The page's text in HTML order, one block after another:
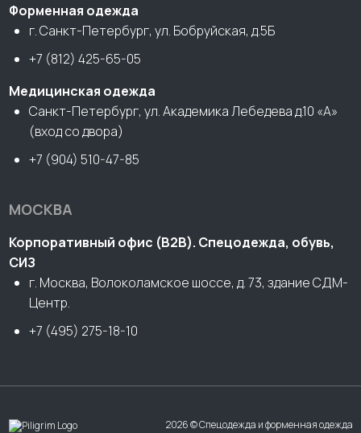
Форменная одежда
г. Санкт-Петербург, ул. Бобруйская, д.5Б
+7 (812) 425-65-05
Медицинская одежда
Санкт-Петербург, ул. Академика Лебедева д.10 «А»
(вход со двора)
+7 (904) 510-47-85
МОСКВА
Корпоративный офис (В2В). Спецодежда, обувь,
СИЗ
г. Москва, Волоколамское шоссе, д. 73, здание СДМ-
Центр.
+7 (495) 275-18-10
2026 © Спецодежда и форменная одежда